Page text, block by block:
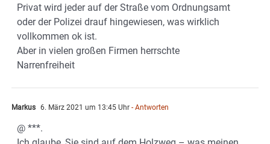
Privat wird jeder auf der Straße vom Ordnungsamt
oder der Polizei drauf hingewiesen, was wirklich
vollkommen ok ist.
Aber in vielen großen Firmen herrschte
Narrenfreiheit
Markus 6. März 2021 um 13:45 Uhr - Antworten
@ ***.